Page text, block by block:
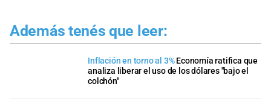
Además tenés que leer:
Inflación en torno al 3% Economía ratifica que
analiza liberar el uso de los dólares "bajo el
colchón"